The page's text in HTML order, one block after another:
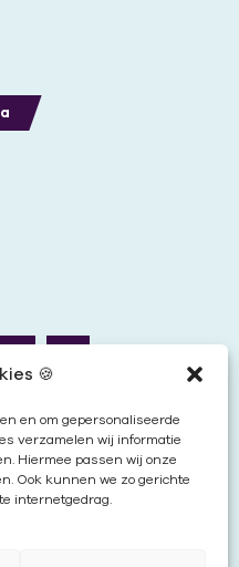
🍪
en om gepersonaliseerde
verzamelen wij informatie
Hiermee passen wij onze
Ook kunnen we zo gerichte
internetgedrag.